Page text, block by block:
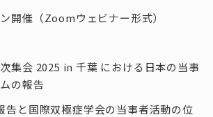
開催（Zoomウェビナー形式）
集会 2025 in 千葉 における日本の当事
の報告
告と国際双極症学会の当事者活動の位